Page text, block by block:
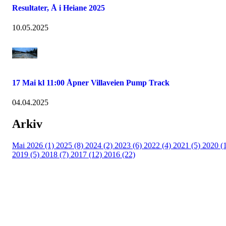
Resultater, Å i Heiane 2025
10.05.2025
17 Mai kl 11:00 Åpner Villaveien Pump Track
04.04.2025
Arkiv
Mai 2026 (1) 2025 (8) 2024 (2) 2023 (6) 2022 (4) 2021 (5) 2020
2019 (5) 2018 (7) 2017 (12) 2016 (22)